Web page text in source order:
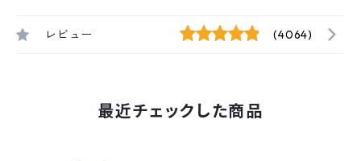
レビュー (4064)
最近チェックした商品